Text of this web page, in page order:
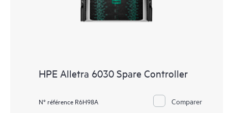
HPE Alletra 6030 Spare Controller
N° référence R6H98A Comparer